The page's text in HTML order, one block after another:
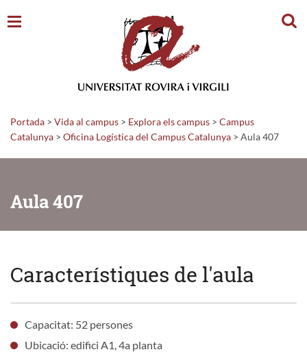
Portada > Vida al campus > Explora els campus > Campus
Catalunya > Oficina Logística del Campus Catalunya > Aula 407
Aula 407
Característiques de l'aula
Capacitat: 52 persones
Ubicació: edifici A1, 4a planta